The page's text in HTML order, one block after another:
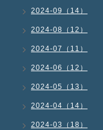
2024-09（14）
2024-08（12）
2024-07（11）
2024-06（12）
2024-05（13）
2024-04（14）
2024-03（18）